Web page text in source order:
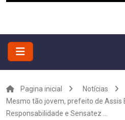
Pagina inicial Notícias
Mesmo tão jovem, prefeito de Assis
Responsabilidade e Sensatez ...